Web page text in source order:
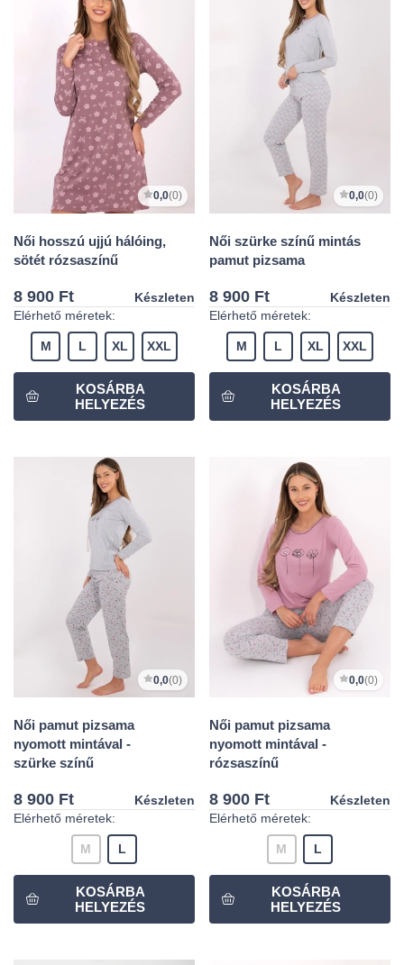
0,0(0)
Női hosszú ujjú hálóing,
sötét rózsaszínű
8 900 Ft
Készleten
Elérhető méretek:
M L XL XXL
0,0(0)
Női szürke színű mintás
pamut pizsama
8 900 Ft
Készleten
Elérhető méretek:
M L XL XXL
0,0(0)
Női pamut pizsama
nyomott mintával -
szürke színű
8 900 Ft
Készleten
Elérhető méretek:
M L
0,0(0)
Női pamut pizsama
nyomott mintával -
rózsaszínű
8 900 Ft
Készleten
Elérhető méretek:
M L